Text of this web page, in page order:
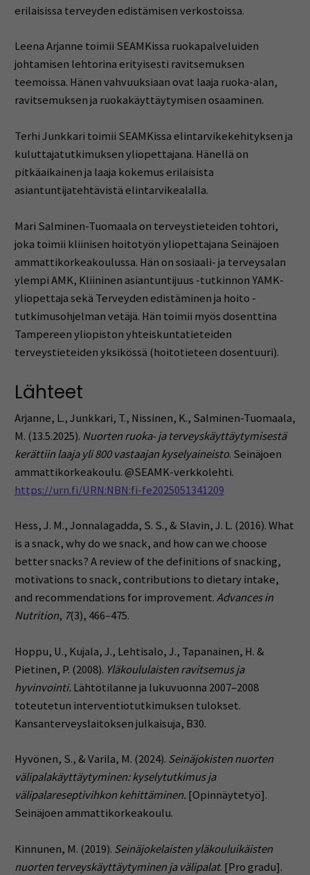
erilaisissa terveyden edistämisen verkostoissa.
Leena Arjanne toimii SEAMKissa ruokapalveluiden
johtamisen lehtorina erityisesti ravitsemuksen
teemoissa. Hänen vahvuuksiaan ovat laaja ruoka-alan,
ravitsemuksen ja ruokakäyttäytymisen osaaminen.
Terhi Junkkari toimii SEAMKissa elintarvikekehityksen ja
kuluttajatutkimuksen yliopettajana. Hänellä on
pitkäaikainen ja laaja kokemus erilaisista
asiantuntijatehtävistä elintarvikealalla.
Mari Salminen-Tuomaala on terveystieteiden tohtori,
joka toimii kliinisen hoitotyön yliopettajana Seinäjoen
ammattikorkeakoulussa. Hän on sosiaali- ja terveysalan
ylempi AMK, Kliininen asiantuntijuus -tutkinnon YAMK-
yliopettaja sekä Terveyden edistäminen ja hoito -
tutkimusohjelman vetäjä. Hän toimii myös dosenttina
Tampereen yliopiston yhteiskuntatieteiden
terveystieteiden yksikössä (hoitotieteen dosentuuri).
Lähteet
Arjanne, L., Junkkari, T., Nissinen, K., Salminen-Tuomaala,
M. (13.5.2025). Nuorten ruoka- ja terveyskäyttäytymisestä
kerättiin laaja yli 800 vastaajan kyselyaineisto. Seinäjoen
ammattikorkeakoulu. @SEAMK-verkkolehti.
https://urn.fi/URN:NBN:fi-fe2025051341209
Hess, J. M., Jonnalagadda, S. S., & Slavin, J. L. (2016). What
is a snack, why do we snack, and how can we choose
better snacks? A review of the definitions of snacking,
motivations to snack, contributions to dietary intake,
and recommendations for improvement.Advances in
Nutrition, 7(3), 466–475.
Hoppu, U., Kujala, J., Lehtisalo, J., Tapanainen, H. &
Pietinen, P. (2008). Yläkoululaisten ravitsemus ja
hyvinvointi. Lähtötilanne ja lukuvuonna 2007–2008
toteutetun interventiotutkimuksen tulokset.
Kansanterveyslaitoksen julkaisuja, B30.
Hyvönen, S., & Varila, M. (2024). Seinäjokisten nuorten
välipalakäyttäytyminen: kyselytutkimus ja
välipalareseptivihkon kehittäminen. [Opinnäytetyö].
Seinäjoen ammattikorkeakoulu.
Kinnunen, M. (2019). Seinäjokelaisten yläkouluikäisten
nuorten terveyskäyttäytyminen ja välipalat. [Pro gradu].